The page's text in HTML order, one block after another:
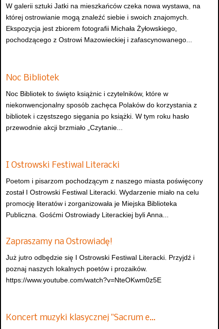
W galerii sztuki Jatki na mieszkańców czeka nowa wystawa, na
której ostrowianie mogą znaleźć siebie i swoich znajomych.
Ekspozycja jest zbiorem fotografii Michała Żyłowskiego,
pochodzącego z Ostrowi Mazowieckiej i zafascynowanego...
Noc Bibliotek
Noc Bibliotek to święto książnic i czytelników, które w
niekonwencjonalny sposób zachęca Polaków do korzystania z
bibliotek i częstszego sięgania po książki. W tym roku hasło
przewodnie akcji brzmiało „Czytanie...
I Ostrowski Festiwal Literacki
Poetom i pisarzom pochodzącym z naszego miasta poświęcony
został I Ostrowski Festiwal Literacki. Wydarzenie miało na celu
promocję literatów i zorganizowała je Miejska Biblioteka
Publiczna. Gośćmi Ostrowiady Literackiej byli Anna...
Zapraszamy na Ostrowiadę!
Już jutro odbędzie się I Ostrowski Festiwal Literacki. Przyjdź i
poznaj naszych lokalnych poetów i prozaików.
https://www.youtube.com/watch?v=NteOKwm0z5E
Koncert muzyki klasycznej "Sacrum e…